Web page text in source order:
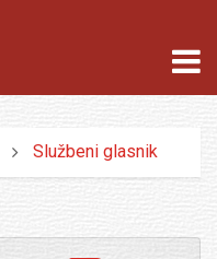
Službeni glasnik